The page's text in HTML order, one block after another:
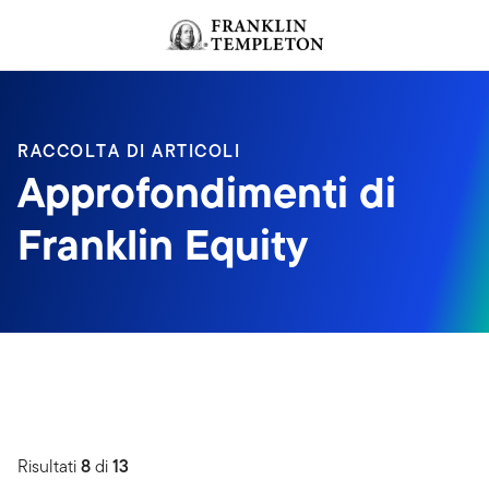
Header menu toggle
RACCOLTA DI ARTICOLI
Approfondimenti di
Franklin Equity
Risultati8di13